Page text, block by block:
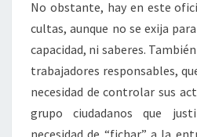
No obstante, hay en este
cultas, aunque no se exija
capacidad, ni saberes.
trabajadores responsables,
necesidad de controlar sus
grupo ciudadanos que
necesidad de “fichar” a la